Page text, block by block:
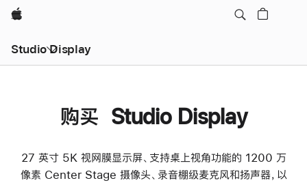
Apple
Studio Display
购买 Studio Display
27 英寸 5K 视网膜显示屏、支持桌上视角功能的 1200 万
像素 Center Stage 摄像头、录音棚级麦克风和扬声器，以